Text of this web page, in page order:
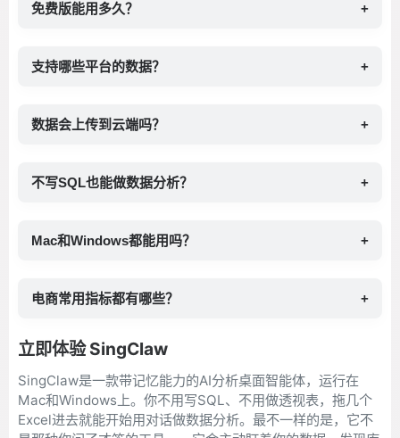
免费版能用多久？ +
支持哪些平台的数据？ +
数据会上传到云端吗？ +
不写SQL也能做数据分析？ +
Mac和Windows都能用吗？ +
电商常用指标都有哪些？ +
立即体验 SingClaw
SingClaw是一款带记忆能力的AI分析桌面智能体，运行在
Mac和Windows上。你不用写SQL、不用做透视表，拖几个
Excel进去就能开始用对话做数据分析。最不一样的是，它不